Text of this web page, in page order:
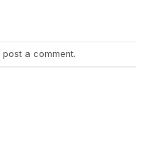
post a comment.